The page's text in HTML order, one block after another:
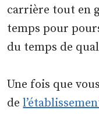
carrière tout en
temps pour
du temps de
Une fois que
de